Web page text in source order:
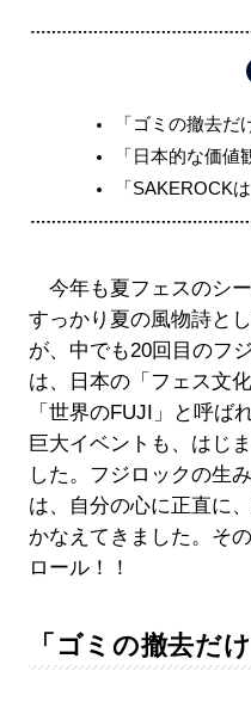
「ゴミの撤去だ
「日本的な価値
「SAKEROCK
今年も夏フェスのシ
すっかり夏の風物詩と
が、中でも20回目のフ
は、日本の「フェス文
「世界のFUJI」と呼ば
巨大イベントも、はじ
した。フジロックの生
は、自分の心に正直に
かなえてきました。そ
ロール！！
「ゴミの撤去だ